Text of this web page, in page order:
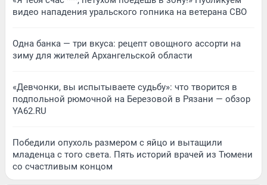
видео нападения уральского гопника на ветерана СВО
Одна банка — три вкуса: рецепт овощного ассорти на
зиму для жителей Архангельской области
«Девчонки, вы испытываете судьбу»: что творится в
подпольной рюмочной на Березовой в Рязани — обзор
YA62.RU
Победили опухоль размером с яйцо и вытащили
младенца с того света. Пять историй врачей из Тюмени
со счастливым концом